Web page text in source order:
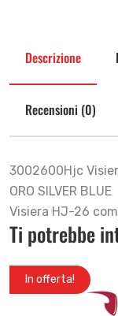
Descrizione
Recensioni (0)
3002600Hjc
ORO SILVER BLUE
Visiera HJ-26
Ti potrebbe
In offerta!